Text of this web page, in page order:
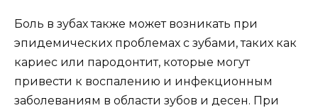
Боль в зубах также может возникать при
эпидемических проблемах с зубами, таких как
кариес или пародонтит, которые могут
привести к воспалению и инфекционным
заболеваниям в области зубов и десен. При